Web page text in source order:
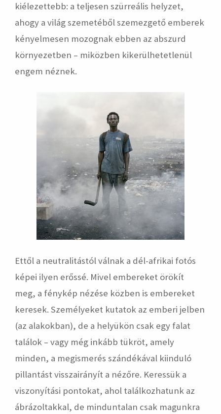
kiélezettebb: a teljesen szürreális helyzet,
ahogy a világ szemetéből szemezgető emberek
kényelmesen mozognak ebben az abszurd
környezetben – miközben kikerülhetetlenül
engem néznek.
Ettől a neutralitástól válnak a dél-afrikai fotós
képei ilyen erőssé. Mivel embereket örökít
meg, a fénykép nézése közben is embereket
keresek. Személyeket kutatok az emberi jelben
(az alakokban), de a helyükön csak egy falat
találok – vagy még inkább tükröt, amely
minden, a megismerés szándékával kiinduló
pillantást visszairányít a nézőre. Keressük a
viszonyítási pontokat, ahol találkozhatunk az
ábrázoltakkal, de minduntalan csak magunkra